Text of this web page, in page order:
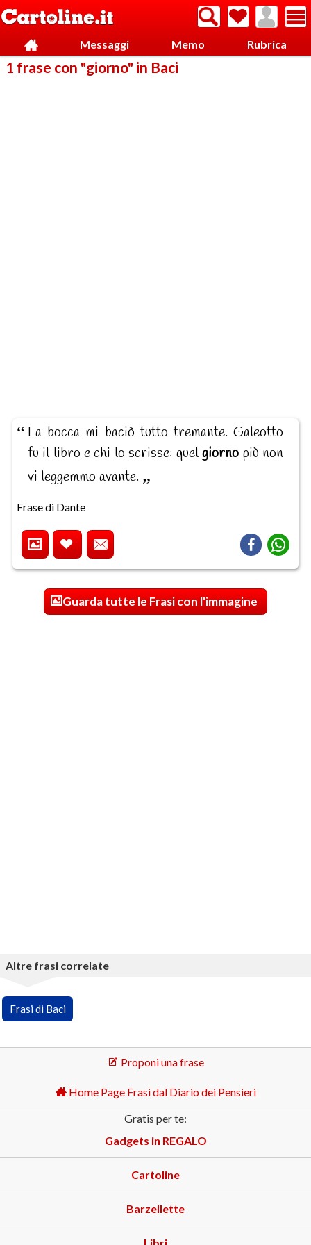
Messaggi Memo Rubrica
1 frase con "giorno" in Baci
La bocca mi baciò tutto tremante. Galeotto
fu il libro e chi lo scrisse: quelgiorno più non
vi leggemmo avante.
Frase di Dante
Guarda tutte le Frasi con l'immagine
Altre frasi correlate
Frasi di Baci
Proponi una frase
Home Page Frasi dal Diario dei Pensieri
Gratis per te:
Gadgets in REGALO
Cartoline
Barzellette